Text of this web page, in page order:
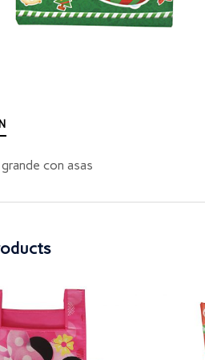
con asas